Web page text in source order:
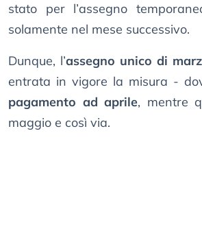
stato per l’assegno
solamente nel mese successivo.
Dunque, l’assegno unico di
entrata in vigore la misura -
pagamento ad aprile, mentre
maggio e così via.